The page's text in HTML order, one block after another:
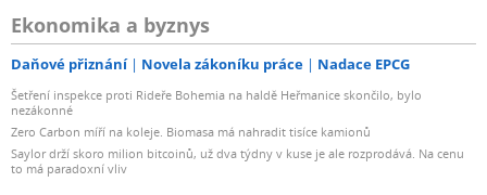
ext4
Externí zařízení Btrfs
ext4
ext3
FAT32
NTFS
Ekonomika a byznys
Daňové přiznání Novela zákoníku práce Nadace EPCG
Šetření inspekce proti Rideře Bohemia na haldě Heřmanice skončilo, bylo
nezákonné
Zero Carbon míří na koleje. Biomasa má nahradit tisíce kamionů
Saylor drží skoro milion bitcoinů, už dva týdny v kuse je ale rozprodává. Na cenu
to má paradoxní vliv